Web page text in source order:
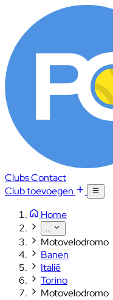
ClubsContact
Club toevoegen
Home
...
Motovelodromo
Banen
Italië
Torino
Motovelodromo